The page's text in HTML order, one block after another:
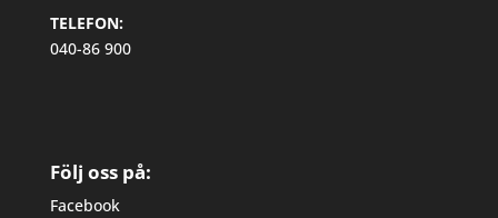
TELEFON:
040-86 900
Följ oss på:
Facebook